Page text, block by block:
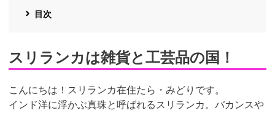
目次
スリランカは雑貨と工芸品の国！
こんにちは！スリランカ在住たら・みどりです。
インド洋に浮かぶ真珠と呼ばれるスリランカ。バカンスや